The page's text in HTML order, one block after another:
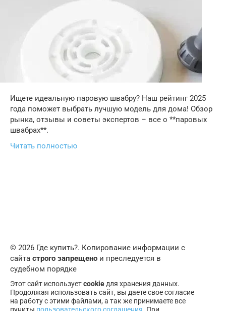
Ищете идеальную паровую швабру? Наш рейтинг 2025
года поможет выбрать лучшую модель для дома! Обзор
рынка, отзывы и советы экспертов – все о **паровых
швабрах**.
Читать полностью
© 2026 Где купить?. Копирование информации с
сайта строго запрещено и преследуется в
судебном порядке
Этот сайт используетcookie для хранения данных.
Продолжая использовать сайт, вы даете свое согласие
на работу с этими файлами, а так же принимаете все